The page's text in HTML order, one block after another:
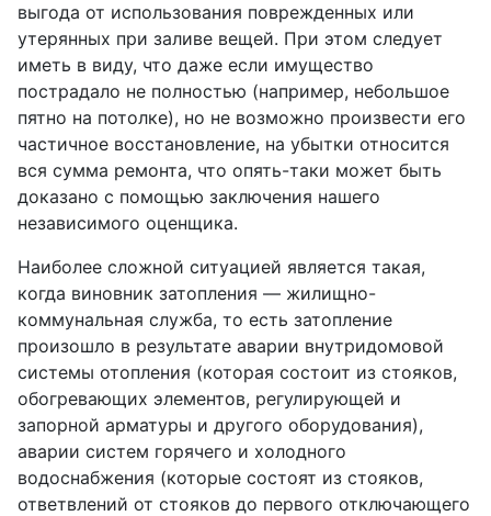
выгода от использования поврежденных или
утерянных при заливе вещей. При этом следует
иметь в виду, что даже если имущество
пострадало не полностью (например, небольшое
пятно на потолке), но не возможно произвести его
частичное восстановление, на убытки относится
вся сумма ремонта, что опять-таки может быть
доказано с помощью заключения нашего
независимого оценщика.
Наиболее сложной ситуацией является такая,
когда виновник затопления — жилищно-
коммунальная служба, то есть затопление
произошло в результате аварии внутридомовой
системы отопления (которая состоит из стояков,
обогревающих элементов, регулирующей и
запорной арматуры и другого оборудования),
аварии систем горячего и холодного
водоснабжения (которые состоят из стояков,
ответвлений от стояков до первого отключающего